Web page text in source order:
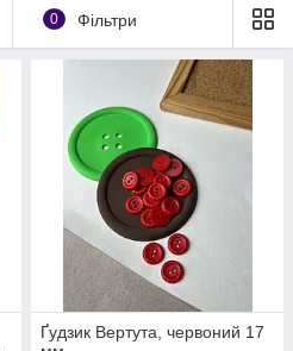
0 Фільтри
Ґудзик Вертута, червоний 17